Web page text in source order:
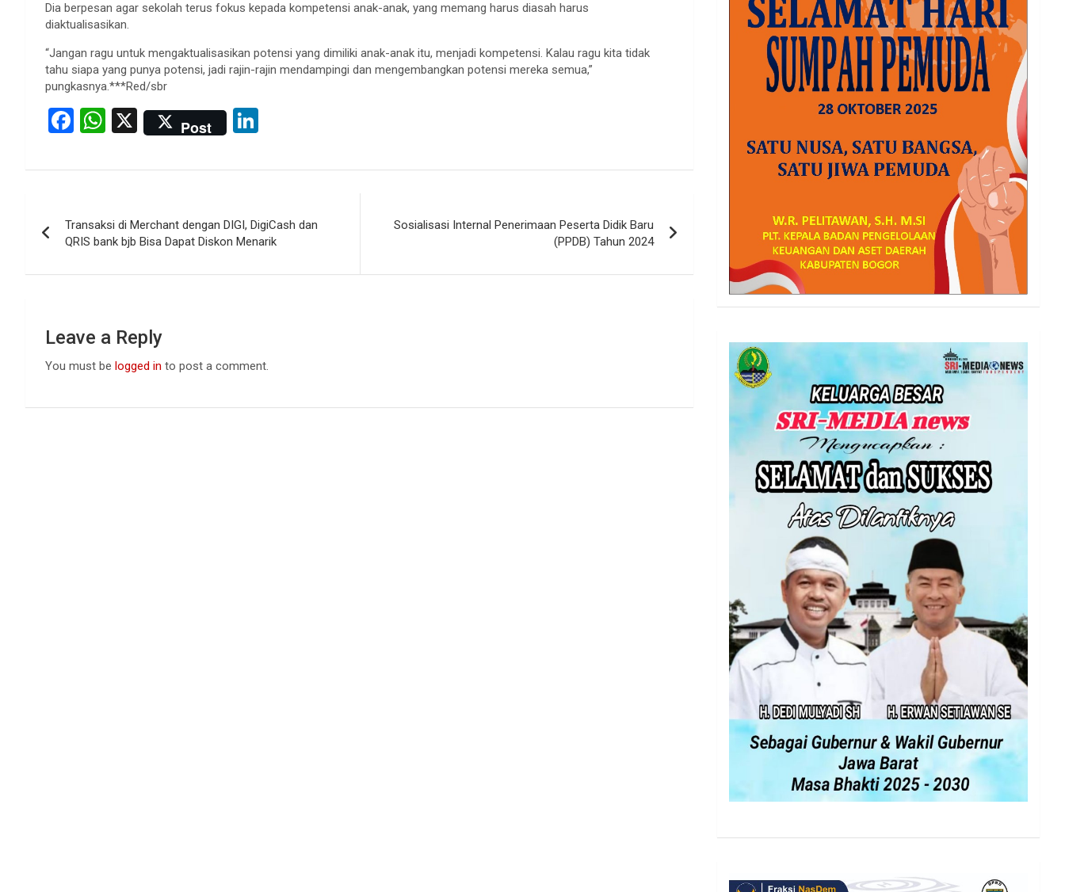
Dia berpesan agar sekolah terus fokus kepada kompetensi anak-anak, yang memang harus diasah harus
diaktualisasikan.
“Jangan ragu untuk mengaktualisasikan potensi yang dimiliki anak-anak itu, menjadi kompetensi. Kalau ragu kita tidak
tahu siapa yang punya potensi, jadi rajin-rajin mendampingi dan mengembangkan potensi mereka semua,”
pungkasnya.***Red/sbr
F
ce
o
o
k
W
at
A
p
p
X Post
ke
n
navigation
Transaksi di Merchant dengan DIGI, DigiCash dan
QRIS bank bjb Bisa Dapat Diskon Menarik
Sosialisasi Internal Penerimaan Peserta Didik Baru
(PPDB) Tahun 2024
Leave a Reply
You must be logged in to post a comment.